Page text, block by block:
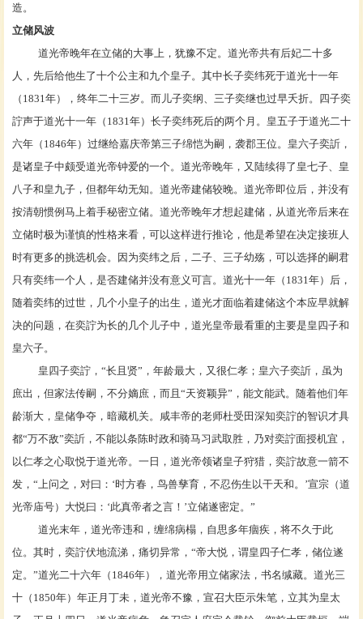
造。
立储风波
道光帝晚年在立储的大事上，犹豫不定。道光帝共有后妃二十多
人，先后给他生了十个公主和九个皇子。其中长子奕纬死于道光十一年
（1831年），终年二十三岁。而儿子奕纲、三子奕继也过早夭折。四子奕
詝声于道光十一年（1831年）长子奕纬死后的两个月。皇五子于道光二十
六年（1846年）过继给嘉庆帝第三子绵恺为嗣，袭郡王位。皇六子奕訢，
是诸皇子中颇受道光帝钟爱的一个。道光帝晚年，又陆续得了皇七子、皇
八子和皇九子，但都年幼无知。道光帝建储较晚。道光帝即位后，并没有
按清朝惯例马上着手秘密立储。道光帝晚年才想起建储，从道光帝后来在
立储时极为谨慎的性格来看，可以这样进行推论，他是希望在决定接班人
时有更多的挑选机会。因为奕纬之后，二子、三子幼殇，可以选择的嗣君
只有奕纬一个人，是否建储并没有意义可言。道光十一年（1831年）后，
随着奕纬的过世，几个小皇子的出生，道光才面临着建储这个本应早就解
决的问题，在奕詝为长的几个儿子中，道光皇帝最看重的主要是皇四子和
皇六子。
皇四子奕詝，“长且贤”，年龄最大，又很仁孝；皇六子奕訢，虽为
庶出，但家法传嗣，不分嫡庶，而且“天资颖异”，能文能武。随着他们年
龄渐大，皇储争夺，暗藏机关。咸丰帝的老师杜受田 深知奕詝的智识才具
都“万不敌”奕訢，不能以条陈时政和骑马习武取胜，乃对奕詝面授机宜，
以仁孝之心取悦于道光帝。一日，道光帝领诸皇子狩猎，奕詝故意一箭不
发，“上问之，对曰：‘时方春，鸟兽孳育，不忍伤生以干天和。’宣宗（道
光帝庙号）大悦曰：‘此真帝者之言！’立储遂密定。”
道光末年，道光帝违和，缠绵病榻，自思多年痼疾，将不久于此
位。其时，奕詝伏地流涕，痛切异常，“帝大悦，谓皇四子仁孝，储位遂
定。”道光二十六年（1846年）， 道光帝用立储家法，书名缄藏。道光三
十（1850年）年正月丁未，道光帝不豫，宣召大臣示朱笔，立其为皇太